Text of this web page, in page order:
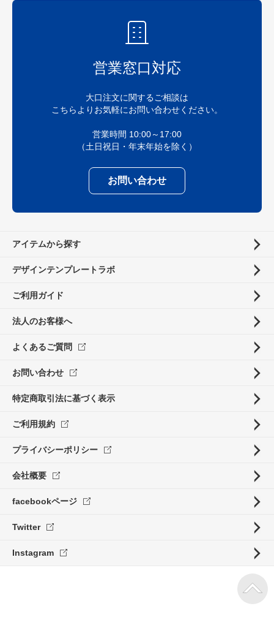
営業窓口対応
大口注文に関するご相談は
こちらよりお気軽にお問い合わせください。
営業時間 10:00～17:00
（土日祝日・年末年始を除く）
お問い合わせ
アイテムから探す
デザインテンプレートラボ
ご利用ガイド
法人のお客様へ
よくあるご質問
お問い合わせ
特定商取引法に基づく表示
ご利用規約
プライバシーポリシー
会社概要
facebookページ
Twitter
Instagram